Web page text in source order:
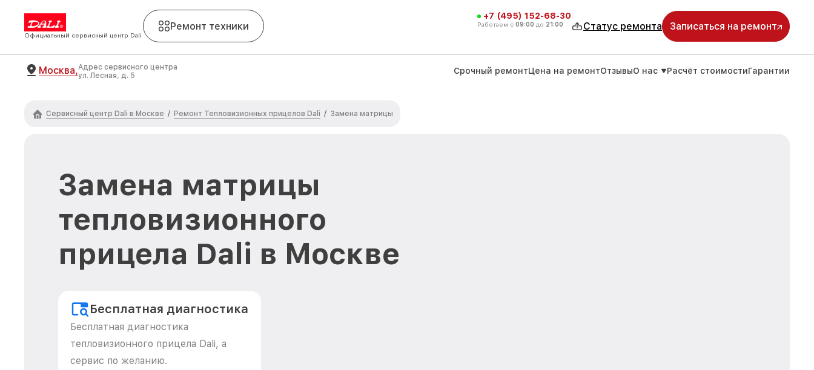
Официальный сервисный центр Dali
Ремонт техники
+7 (495) 152-68-30
Работаем с 09:00 до 21:00 Статус ремонта Записаться на ремонт
Москва,Адрес сервисного центра
ул. Лесная, д. 5
Срочный ремонтЦена на ремонтОтзывыО нас Расчёт стоимостиГарантии
Сервисный центр Dali в Москве / Ремонт Тепловизионных прицелов Dali / Замена матрицы
Замена матрицы
тепловизионного
прицела Dali в Москве
Бесплатная диагностика
Бесплатная диагностика
тепловизионного прицела Dali, а
сервис по желанию.